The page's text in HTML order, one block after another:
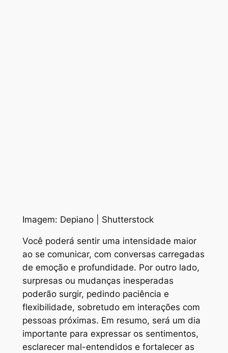
Imagem: Depiano | Shutterstock
Você poderá sentir uma intensidade maior
ao se comunicar, com conversas carregadas
de emoção e profundidade. Por outro lado,
surpresas ou mudanças inesperadas
poderão surgir, pedindo paciência e
flexibilidade, sobretudo em interações com
pessoas próximas. Em resumo, será um dia
importante para expressar os sentimentos,
esclarecer mal-entendidos e fortalecer as